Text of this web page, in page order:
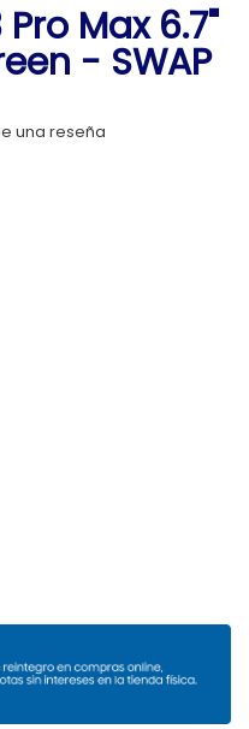
Max 6.7"
- SWAP
una reseña